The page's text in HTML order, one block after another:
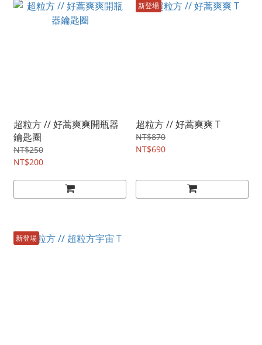
超粒方 // 好蒿爽爽開瓶器
鑰匙圈
NT$250
NT$200
新登場
超粒方 // 好蒿爽爽 T
NT$870
NT$690
新登場